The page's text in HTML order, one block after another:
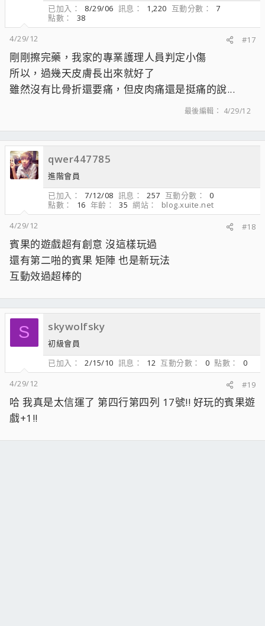
已加入
8/29/06 訊息 1,220 互動分數
7
點數
38
4/29/12
#17
剛剛擦完藥，我家的專業護理人員判定小傷
所以，過幾天皮膚長出來就好了
雖然沒有比骨折還要痛，但皮肉痛還是挺痛的說...
最後編輯： 4/29/12
qwer447785
進階會員
已加入
7/12/08 訊息 257 互動分數
0
點數
16 年齡 35 網站
blog.xuite.net
4/29/12
#18
賓果的遊戲超有創意 沒這樣玩過
還有第二啪的賓果 矩陣 也是新玩法
互動效過超棒的
S skywolfsky
初級會員
已加入
2/15/10 訊息 12 互動分數 0 點數
0
4/29/12
#19
哈 我真是太信運了 第四行第四列 17號!! 好玩的賓果遊
戲+1!!